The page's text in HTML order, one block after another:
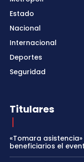
Estado
Nacional
Internacional
Deportes
Seguridad
Titulares
«Tomara
beneficiarios el